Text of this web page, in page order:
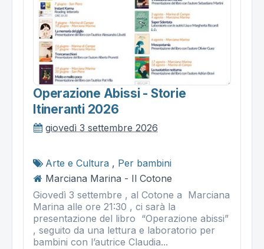
Operazione Abissi - Storie
Itineranti 2026
giovedì 3 settembre 2026
Arte e Cultura , Per bambini
Marciana Marina - Il Cotone
Giovedì 3 settembre , al Cotone a Marciana
Marina alle ore 21:30 , ci sarà la
presentazione del libro “Operazione abissi”
, seguito da una lettura e laboratorio per
bambini con l’autrice Claudia...